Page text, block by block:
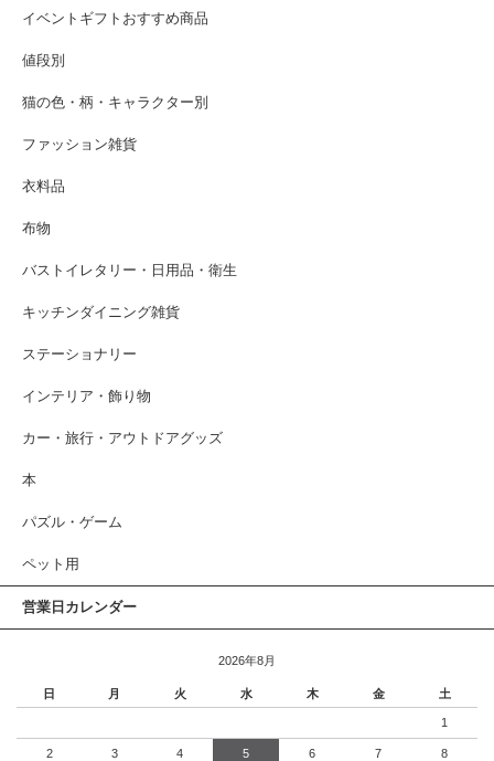
イベントギフトおすすめ商品
値段別
猫の色・柄・キャラクター別
ファッション雑貨
衣料品
布物
バストイレタリー・日用品・衛生
キッチンダイニング雑貨
ステーショナリー
インテリア・飾り物
カー・旅行・アウトドアグッズ
本
パズル・ゲーム
ペット用
営業日カレンダー
2026年8月
日 月 火 水 木 金 土
1
2 3 4 5 6 7 8